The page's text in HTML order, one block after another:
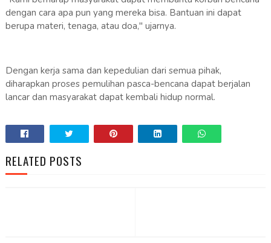
dengan cara apa pun yang mereka bisa. Bantuan ini dapat
berupa materi, tenaga, atau doa," ujarnya.
Dengan kerja sama dan kepedulian dari semua pihak,
diharapkan proses pemulihan pasca-bencana dapat berjalan
lancar dan masyarakat dapat kembali hidup normal.
RELATED POSTS